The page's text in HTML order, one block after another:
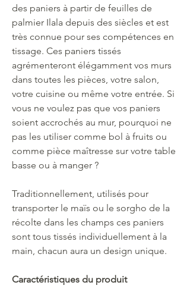
des paniers à partir de feuilles de
palmier Ilala depuis des siècles et est
très connue pour ses compétences en
tissage. Ces paniers tissés
agrémenteront élégamment vos murs
dans toutes les pièces, votre salon,
votre cuisine ou même votre entrée. Si
vous ne voulez pas que vos paniers
soient accrochés au mur, pourquoi ne
pas les utiliser comme bol à fruits ou
comme pièce maîtresse sur votre table
basse ou à manger ?
Traditionnellement, utilisés pour
transporter le maïs ou le sorgho de la
récolte dans les champs ces paniers
sont tous tissés individuellement à la
main, chacun aura un design unique.
Caractéristiques du produit